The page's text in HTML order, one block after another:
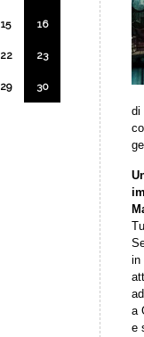
di
in
a
e
15 16
22 23
29 30